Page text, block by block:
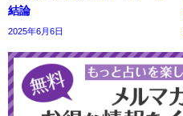
結論
2025年6月6日